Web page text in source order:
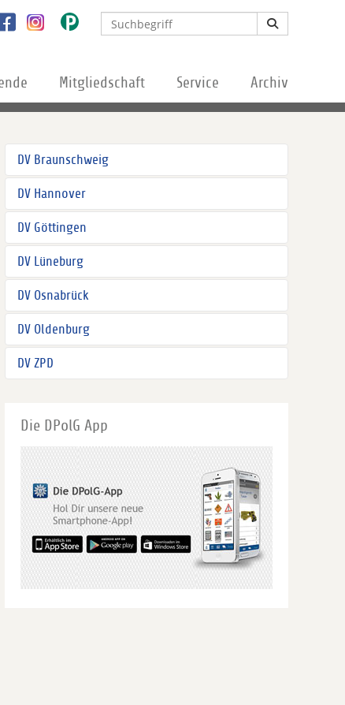
Mitgliedschaft Service Archiv
DV Braunschweig
DV Hannover
DV Göttingen
DV Lüneburg
DV Osnabrück
DV Oldenburg
DV ZPD
Die DPolG App